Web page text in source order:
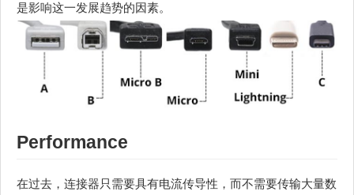
是影响这一发展趋势的因素。
Performance
在过去，连接器只需要具有电流传导性，而不需要传输大量数